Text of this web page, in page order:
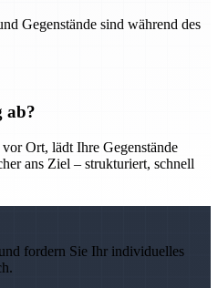
Gegenstände sind während des
ab?
Ort, lädt Ihre Gegenstände
ans Ziel – strukturiert, schnell
fordern Sie Ihr individuelles